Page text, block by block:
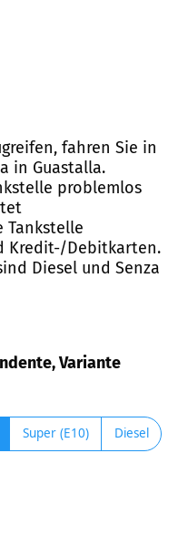
fahren Sie in
in Guastalla.
problemlos
Tankstelle
Kredit-/Debitkarten.
Diesel und Senza
Variante
Super (E10) Diesel